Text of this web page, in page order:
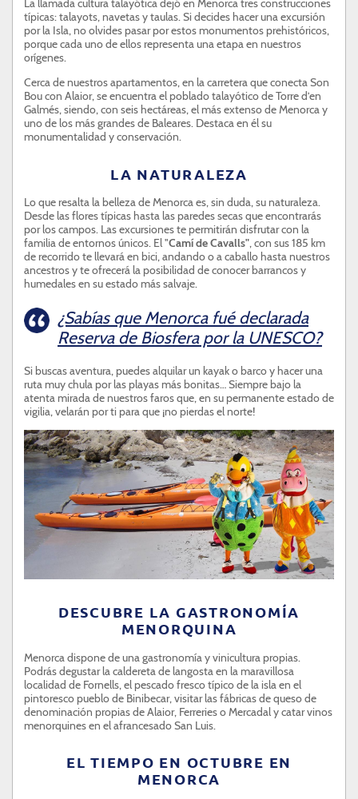
La llamada cultura talayótica dejó en Menorca tres construcciones
típicas: talayots, navetas y taulas. Si decides hacer una excursión
por la Isla, no olvides pasar por estos monumentos prehistóricos,
porque cada uno de ellos representa una etapa en nuestros
orígenes.
Cerca de nuestros apartamentos, en la carretera que conecta Son
Bou con Alaior, se encuentra el poblado talayótico de Torre d’en
Galmés, siendo, con seis hectáreas, el más extenso de Menorca y
uno de los más grandes de Baleares. Destaca en él su
monumentalidad y conservación.
LA NATURALEZA
Lo que resalta la belleza de Menorca es, sin duda, su naturaleza.
Desde las flores típicas hasta las paredes secas que encontrarás
por los campos. Las excursiones te permitirán disfrutar con la
familia de entornos únicos. El "Camí de Cavalls", con sus 185 km
de recorrido te llevará en bici, andando o a caballo hasta nuestros
ancestros y te ofrecerá la posibilidad de conocer barrancos y
humedales en su estado más salvaje.
¿Sabías que Menorca fué declarada
Reserva de Biosfera por la UNESCO?
Si buscas aventura, puedes alquilar un kayak o barco y hacer una
ruta muy chula por las playas más bonitas… Siempre bajo la
atenta mirada de nuestros faros que, en su permanente estado de
vigilia, velarán por ti para que ¡no pierdas el norte!
DESCUBRE LA GASTRONOMÍA
MENORQUINA
Menorca dispone de una gastronomía y vinicultura propias.
Podrás degustar la caldereta de langosta en la maravillosa
localidad de Fornells, el pescado fresco típico de la isla en el
pintoresco pueblo de Binibecar, visitar las fábricas de queso de
denominación propias de Alaior, Ferreries o Mercadal y catar vinos
menorquines en el afrancesado San Luis.
EL TIEMPO EN OCTUBRE EN
MENORCA